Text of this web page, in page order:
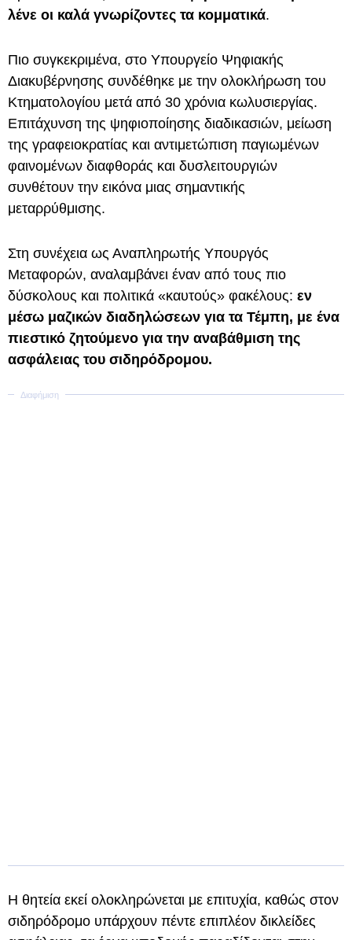
λένε οι καλά γνωρίζοντες τα κομματικά.
Πιο συγκεκριμένα, στο Υπουργείο Ψηφιακής
Διακυβέρνησης συνδέθηκε με την ολοκλήρωση του
Κτηματολογίου μετά από 30 χρόνια κωλυσιεργίας.
Επιτάχυνση της ψηφιοποίησης διαδικασιών, μείωση
της γραφειοκρατίας και αντιμετώπιση παγιωμένων
φαινομένων διαφθοράς και δυσλειτουργιών
συνθέτουν την εικόνα μιας σημαντικής
μεταρρύθμισης.
Στη συνέχεια ως Αναπληρωτής Υπουργός
Μεταφορών, αναλαμβάνει έναν από τους πιο
δύσκολους και πολιτικά «καυτούς» φακέλους: εν
μέσω μαζικών διαδηλώσεων για τα Τέμπη, με ένα
πιεστικό ζητούμενο για την αναβάθμιση της
ασφάλειας του σιδηρόδρομου.
Η θητεία εκεί ολοκληρώνεται με επιτυχία, καθώς στον
σιδηρόδρομο υπάρχουν πέντε επιπλέον δικλείδες